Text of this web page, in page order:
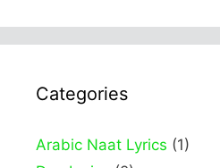
Categories
Arabic Naat Lyrics (1)